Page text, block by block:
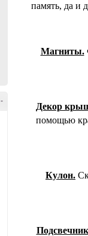
-
память, да и
Магниты.
Декор
помощью
Кулон.